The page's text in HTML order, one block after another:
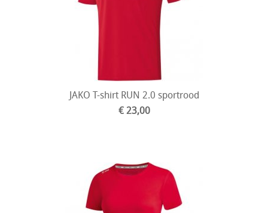
JAKO T-shirt RUN 2.0 sportrood
€ 23,00